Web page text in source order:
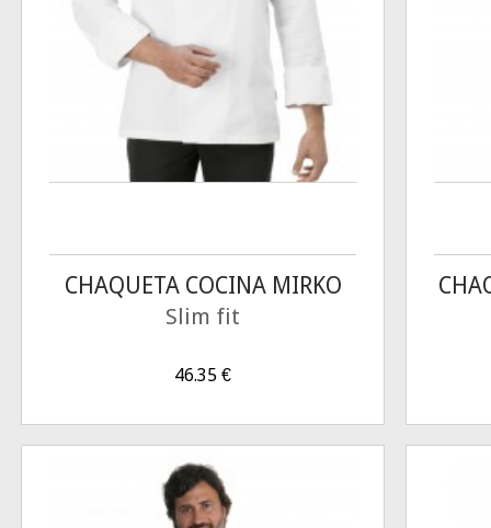
CHAQUETA COCINA MIRKO
BLANCA
Slim fit
46.35 €